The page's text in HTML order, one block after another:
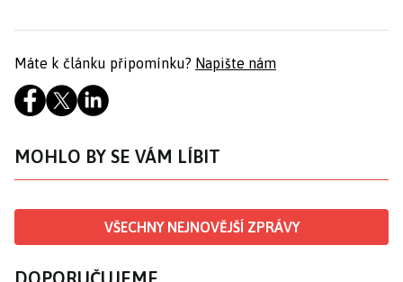
Máte k článku připomínku? Napište nám
MOHLO BY SE VÁM LÍBIT
VŠECHNY NEJNOVĚJŠÍ ZPRÁVY
DOPORUČUJEME